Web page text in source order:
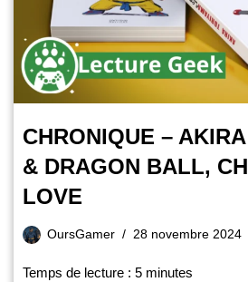
CHRONIQUE –
& DRAGON BALL,
LOVE
OursGamer 28 novembre 2024
Temps de lecture : 5 minutes